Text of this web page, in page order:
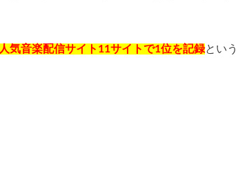
人気音楽配信サイト11サイトで1位を記録という